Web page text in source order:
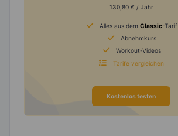
130,80 € / Jahr
Alles aus dem Classic-Tarif
Abnehmkurs
Workout-Videos
Tarife vergleichen
Kostenlos testen